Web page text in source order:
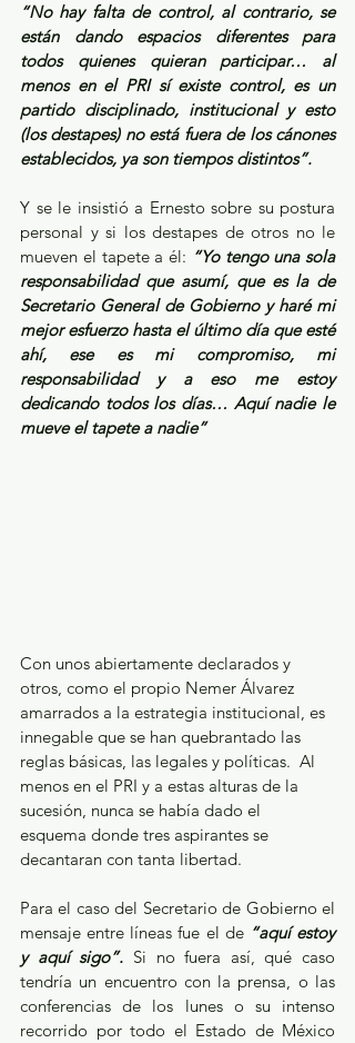
“No hay falta de control, al contrario, se
están dando espacios diferentes para
todos quienes quieran participar… al
menos en el PRI sí existe control, es un
partido disciplinado, institucional y esto
(los destapes) no está fuera de los cánones
establecidos, ya son tiempos distintos”.
Y se le insistió a Ernesto sobre su postura
personal y si los destapes de otros no le
mueven el tapete a él: “Yo tengo una sola
responsabilidad que asumí, que es la de
Secretario General de Gobierno y haré mi
mejor esfuerzo hasta el último día que esté
ahí, ese es mi compromiso, mi
responsabilidad y a eso me estoy
dedicando todos los días… Aquí nadie le
mueve el tapete a nadie”
Con unos abiertamente declarados y
otros, como el propio Nemer Álvarez
amarrados a la estrategia institucional, es
innegable que se han quebrantado las
reglas básicas, las legales y políticas.  Al
menos en el PRI y a estas alturas de la
sucesión, nunca se había dado el
esquema donde tres aspirantes se
decantaran con tanta libertad.
Para el caso del Secretario de Gobierno el
mensaje entre líneas fue el de “aquí estoy
y aquí sigo”. Si no fuera así, qué caso
tendría un encuentro con la prensa, o las
conferencias de los lunes o su intenso
recorrido por todo el Estado de México